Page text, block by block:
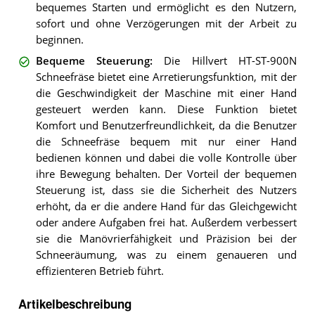
bequemes Starten und ermöglicht es den Nutzern,
sofort und ohne Verzögerungen mit der Arbeit zu
beginnen.
Bequeme Steuerung: Die Hillvert HT-ST-900N
Schneefräse bietet eine Arretierungsfunktion, mit der
die Geschwindigkeit der Maschine mit einer Hand
gesteuert werden kann. Diese Funktion bietet
Komfort und Benutzerfreundlichkeit, da die Benutzer
die Schneefräse bequem mit nur einer Hand
bedienen können und dabei die volle Kontrolle über
ihre Bewegung behalten. Der Vorteil der bequemen
Steuerung ist, dass sie die Sicherheit des Nutzers
erhöht, da er die andere Hand für das Gleichgewicht
oder andere Aufgaben frei hat. Außerdem verbessert
sie die Manövrierfähigkeit und Präzision bei der
Schneeräumung, was zu einem genaueren und
effizienteren Betrieb führt.
Artikelbeschreibung